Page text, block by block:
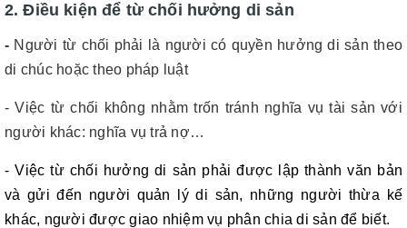
2. Điều kiện để từ chối hưởng di sản
- Người từ chối phải là người có quyền hưởng di sản theo
di chúc hoặc theo pháp luật
- Việc từ chối không nhằm trốn tránh nghĩa vụ tài sản với
người khác: nghĩa vụ trả nợ…
- Việc từ chối hưởng di sản phải được lập thành văn bản
và gửi đến người quản lý di sản, những người thừa kế
khác, người được giao nhiệm vụ phân chia di sản để biết.